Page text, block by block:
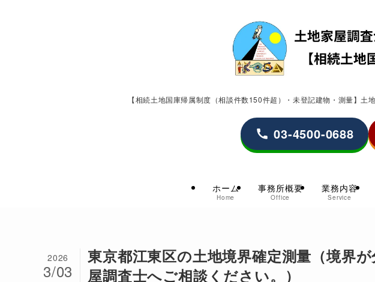
【相続土地国庫帰属制度（相談件数150件超）・未登記建物・測量】
ホーム
Home
事務所概要
Office
業務内容
Service
03-4500-0688
東京都江東区の土地境界確定測量（境界
屋調査士へご相談ください。）
2026
3/03